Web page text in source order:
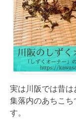
実は川阪では昔
集落内のあちこち
す。